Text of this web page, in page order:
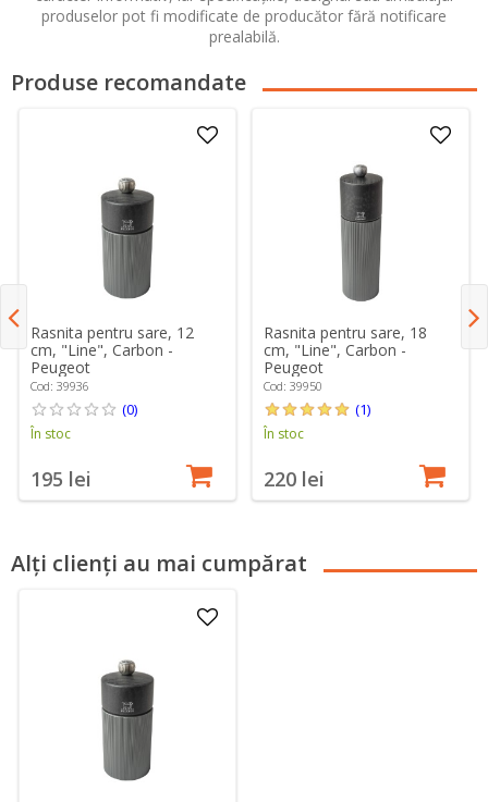
produselor pot fi modificate de producător fără notificare
prealabilă.
Produse recomandate
Rasnita pentru sare, 12
cm, "Line", Carbon -
Peugeot
Cod: 39936
(0)
În stoc
195 lei
Rasnita pentru sare, 18
cm, "Line", Carbon -
Peugeot
Cod: 39950
(1)
În stoc
220 lei
Alți clienți au mai cumpărat